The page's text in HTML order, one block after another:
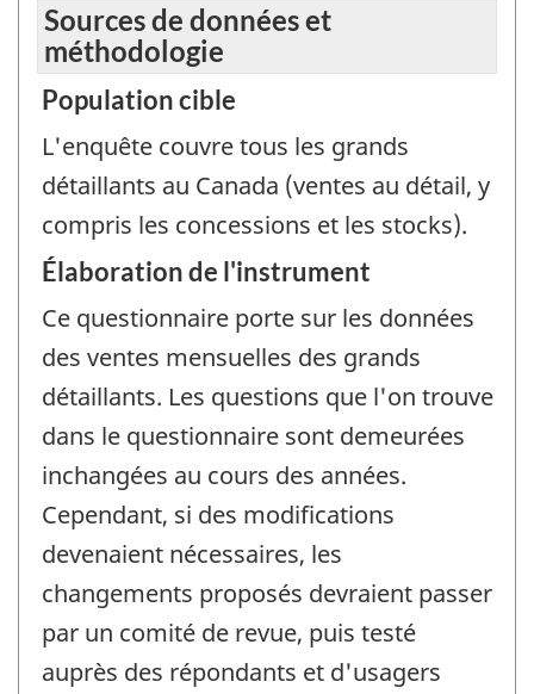
Sources de données et
méthodologie
Population cible
L'enquête couvre tous les grands
détaillants au Canada (ventes au détail, y
compris les concessions et les stocks).
Élaboration de l'instrument
Ce questionnaire porte sur les données
des ventes mensuelles des grands
détaillants. Les questions que l'on trouve
dans le questionnaire sont demeurées
inchangées au cours des années.
Cependant, si des modifications
devenaient nécessaires, les
changements proposés devraient passer
par un comité de revue, puis testé
auprès des répondants et d'usagers